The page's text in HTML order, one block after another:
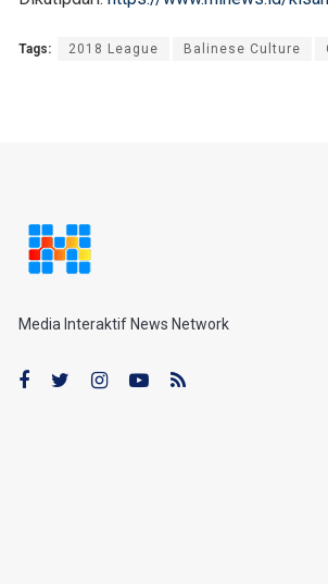
Tags: 2018 League Balinese Culture
Media Interaktif News Network